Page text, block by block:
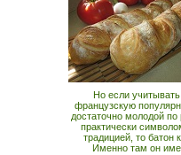
Но если
французскую
достаточно молодой
практически
традицией, то батон
Именно там он